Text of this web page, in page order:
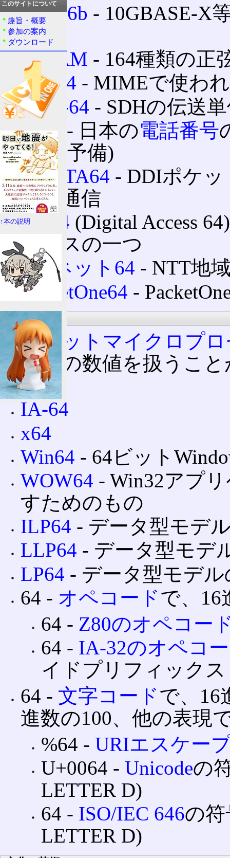
64b/66b ‐ 10GBASE-X
一つ
64QAM ‐ 164種類の正
base64 ‐ MIMEで使わ
STM-64 ‐ SDHの伝送
0064
‐ 日本の電話番号
使用(予備)
α-DATA64 ‐ DDIポケ
ータ通信
DA64 (Digital Access
ービスの一つ
INSネット64 ‐ NTT地
PacketOne64 ‐
情報処理
64ビットマイクロプ
ットの数値を扱うこ
ー
IA-64
x64
Win64 ‐ 64ビット
WOW64 ‐ Win32アプ
すためのもの
ILP64 ‐ データ型モデ
LLP64 ‐ データ型モデ
LP64 ‐ データ型モデ
64 ‐ オペコードで、16
64 ‐ Z80のオペコー
64 ‐ IA-32のオペコ
イドプリフィックス
64 ‐ 文字コードで、16
進数の100、他の表現
%64 ‐ URIエスケー
U+0064 ‐ Unicodeの
LETTER D)
64 ‐ ISO/IEC 646の
LETTER D)
このサイトについて
趣旨・概要
参加の案内
ダウンロード
↑本の説明